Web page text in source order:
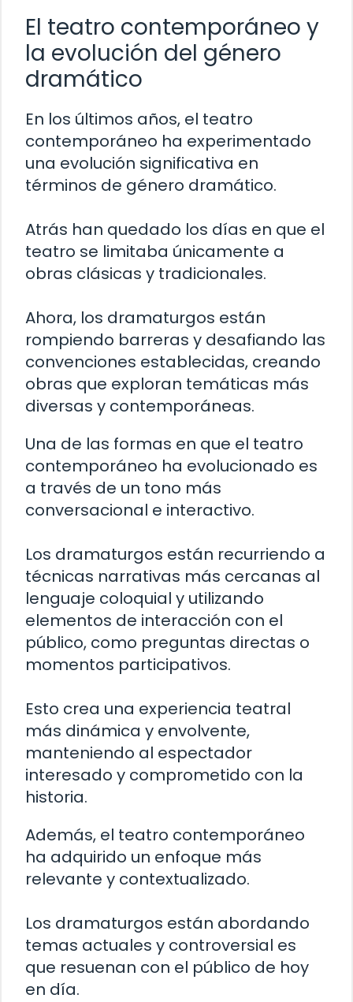
El teatro contemporáneo y
la evolución del género
dramático
En los últimos años, el teatro
contemporáneo ha experimentado
una evolución significativa en
términos de género dramático.
Atrás han quedado los días en que el
teatro se limitaba únicamente a
obras clásicas y tradicionales.
Ahora, los dramaturgos están
rompiendo barreras y desafiando las
convenciones establecidas, creando
obras que exploran temáticas más
diversas y contemporáneas.
Una de las formas en que el teatro
contemporáneo ha evolucionado es
a través de un tono más
conversacional e interactivo.
Los dramaturgos están recurriendo a
técnicas narrativas más cercanas al
lenguaje coloquial y utilizando
elementos de interacción con el
público, como preguntas directas o
momentos participativos.
Esto crea una experiencia teatral
más dinámica y envolvente,
manteniendo al espectador
interesado y comprometido con la
historia.
Además, el teatro contemporáneo
ha adquirido un enfoque más
relevante y contextualizado.
Los dramaturgos están abordando
temas actuales y controversial es
que resuenan con el público de hoy
en día.